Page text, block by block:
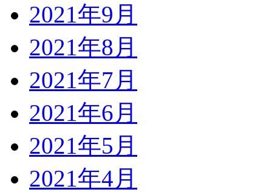
2021年9月
2021年8月
2021年7月
2021年6月
2021年5月
2021年4月